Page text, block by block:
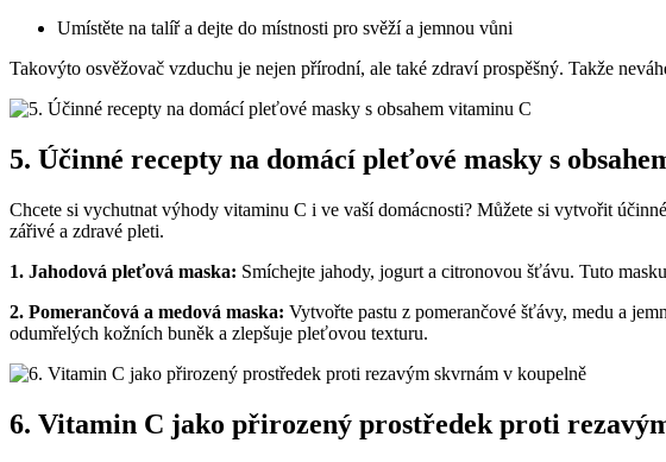
Umístěte na talíř a dejte do místnosti pro svěží a jemnou vůni
Takovýto osvěžovač vzduchu je nejen přírodní, ale také zdraví prospěšný. Takže
5. Účinné recepty na domácí pleťové masky s
Chcete si vychutnat výhody vitaminu C i ve vaší domácnosti? Můžete si vytvořit
zářivé a zdravé pleti.
1. Jahodová pleťová maska: Smíchejte jahody, jogurt a citronovou šťávu. Tuto
2. Pomerančová a medová maska: Vytvořte pastu z pomerančové šťávy, medu a
odumřelých kožních buněk a zlepšuje pleťovou texturu.
6. Vitamin C jako přirozený prostředek proti